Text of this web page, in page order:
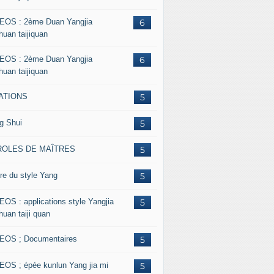
6
: 2ème Duan Yangjia
taijiquan
6
: 2ème Duan Yangjia
taijiquan
5
5
Shui
5
DE MAÎTRES
5
du style Yang
5
: applications style Yangjia
taiji quan
5
; Documentaires
5
; épée kunlun Yang jia mi